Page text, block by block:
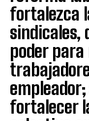
fortalezca
sindicales,
poder
fortalecer